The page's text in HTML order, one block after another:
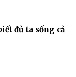
đủ ta sống cả